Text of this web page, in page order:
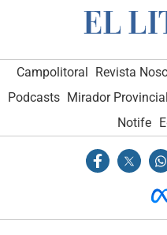
Campolitoral Revista
Podcasts Mirador Provincial
Notife